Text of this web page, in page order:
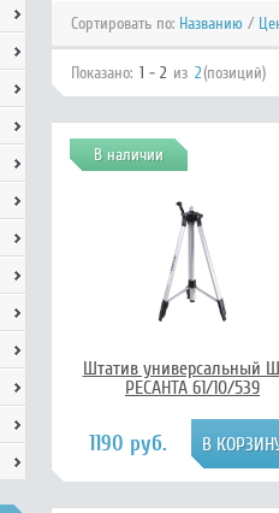
Сортировать по: Названию /
Показано: 1 - 2 из 2(позиций)
В наличии
Штатив универсальный
РЕСАНТА 61/10/539
1190 руб.